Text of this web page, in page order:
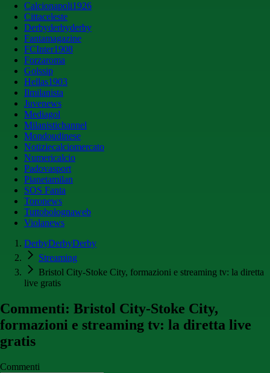
Calcionapoli1926
Cittaceleste
Derbyderbyderby
Fantamagazine
FCInter1908
Forzaroma
Golssip
Hellas1903
Ilmilanista
Juvenews
Mediagol
Milanistichannel
Mondoudinese
Notiziecalciomercato
Numericalcio
Padovasport
Pianetamilan
SOS Fanta
Toronews
Tuttobolognaweb
Violanews
DerbyDerbyDerby
Streaming
Bristol City-Stoke City, formazioni e streaming tv: la diretta
live gratis
Commenti: Bristol City-Stoke City,
formazioni e streaming tv: la diretta live
gratis
Commenti